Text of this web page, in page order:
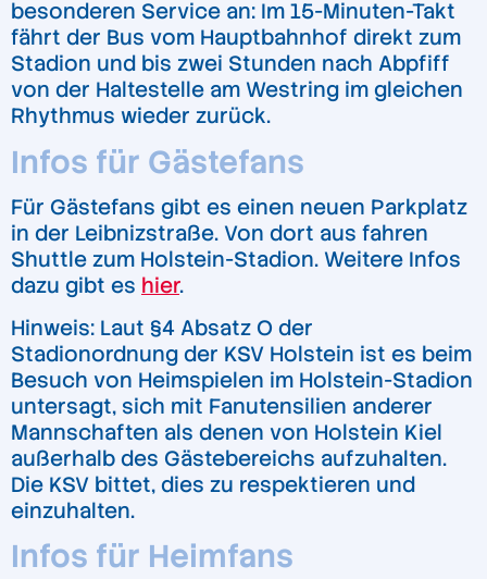
besonderen Service an: Im 15-Minuten-Takt
fährt der Bus vom Hauptbahnhof direkt zum
Stadion und bis zwei Stunden nach Abpfiff
von der Haltestelle am Westring im gleichen
Rhythmus wieder zurück.
Infos für Gästefans
Für Gästefans gibt es einen neuen Parkplatz
in der Leibnizstraße. Von dort aus fahren
Shuttle zum Holstein-Stadion. Weitere Infos
dazu gibt es hier.
Hinweis: Laut §4 Absatz O der
Stadionordnung der KSV Holstein ist es beim
Besuch von Heimspielen im Holstein-Stadion
untersagt, sich mit Fanutensilien anderer
Mannschaften als denen von Holstein Kiel
außerhalb des Gästebereichs aufzuhalten.
Die KSV bittet, dies zu respektieren und
einzuhalten.
Infos für Heimfans